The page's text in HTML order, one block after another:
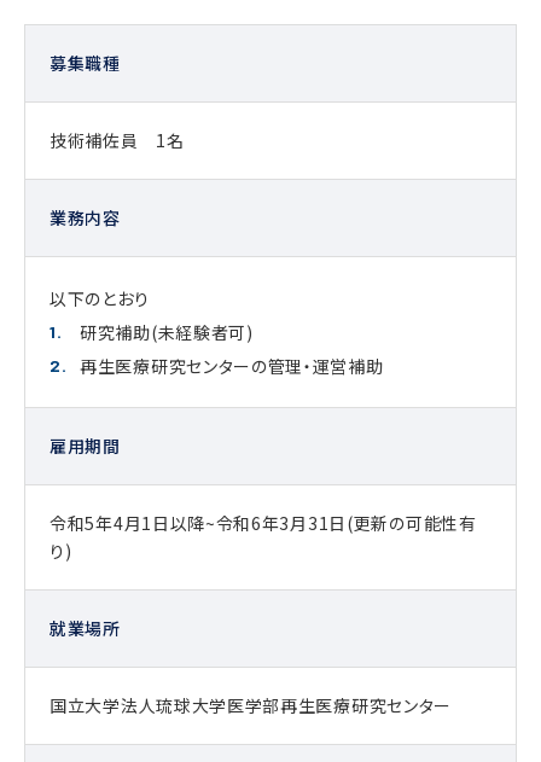
募集職種
技術補佐員 1名
業務内容
以下のとおり
研究補助(未経験者可)
再生医療研究センターの管理・運営補助
雇用期間
令和5年4月1日以降~令和6年3月31日(更新の可能性有
り)
就業場所
国立大学法人琉球大学医学部再生医療研究センター